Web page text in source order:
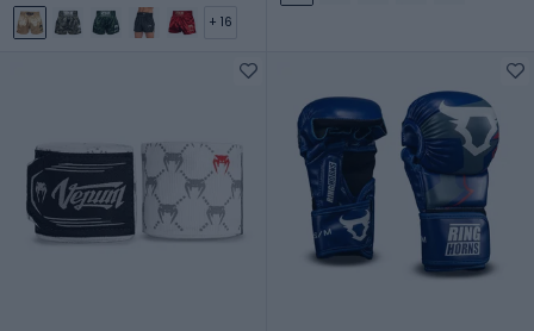
+ 16